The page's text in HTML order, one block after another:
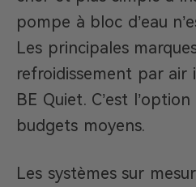
pompe à bloc d’eau
Les principales
refroidissement par air
BE Quiet. C’est
budgets moyens.
Les systèmes sur